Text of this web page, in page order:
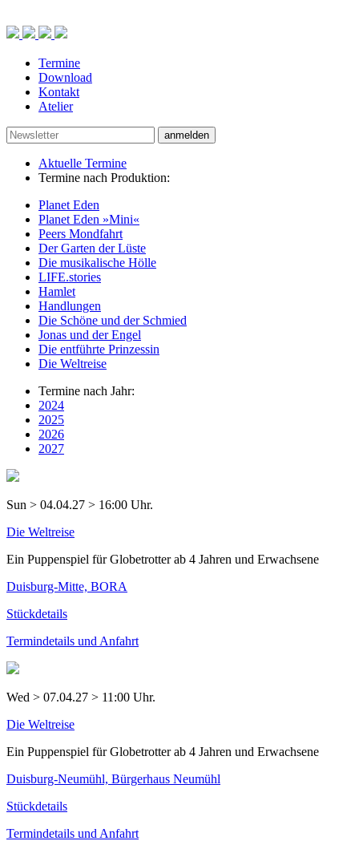
Termine
Download
Kontakt
Atelier
anmelden
Aktuelle Termine
Termine nach Produktion:
Planet Eden
Planet Eden »Mini«
Peers Mondfahrt
Der Garten der Lüste
Die musikalische Hölle
LIFE.stories
Hamlet
Handlungen
Die Schöne und der Schmied
Jonas und der Engel
Die entführte Prinzessin
Die Weltreise
Termine nach Jahr:
2024
2025
2026
2027
Sun > 04.04.27 > 16:00 Uhr.
Die Weltreise
Ein Puppenspiel für Globetrotter ab 4 Jahren und Erwachsene
Duisburg-Mitte, BORA
Stückdetails
Termindetails und Anfahrt
Wed > 07.04.27 > 11:00 Uhr.
Die Weltreise
Ein Puppenspiel für Globetrotter ab 4 Jahren und Erwachsene
Duisburg-Neumühl, Bürgerhaus Neumühl
Stückdetails
Termindetails und Anfahrt